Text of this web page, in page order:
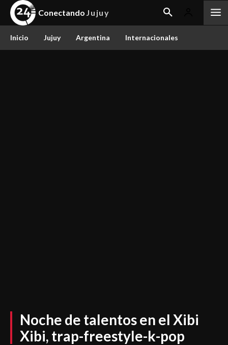
Conectando Jujuy
Inicio Jujuy Argentina Internacionales
Noche de talentos en el Xibi
Xibi, trap-freestyle-k-pop